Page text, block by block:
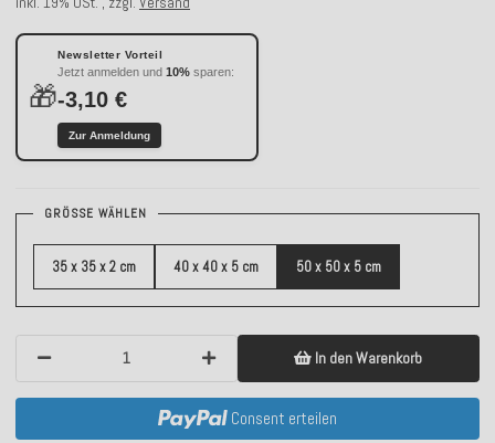
🎁
Newsletter Vorteil
Jetzt anmelden und 10% sparen:
-3,10 €
Zur Anmeldung
GRÖSSE WÄHLEN
35 x 35 x 2 cm 40 x 40 x 5 cm 50 x 50 x 5 cm
In den Warenkorb
Consent erteilen